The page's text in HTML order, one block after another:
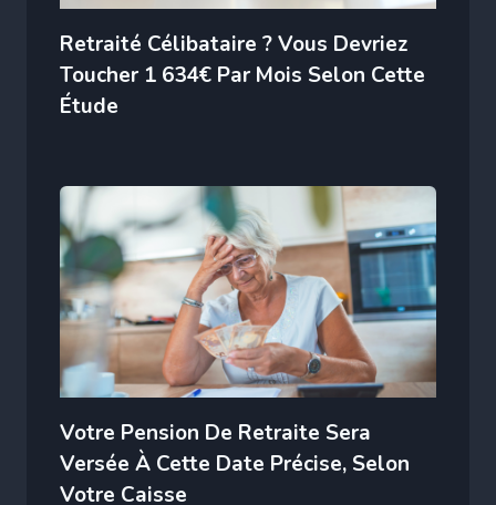
Retraité Célibataire ? Vous Devriez
Toucher 1 634€ Par Mois Selon Cette
Étude
Votre Pension De Retraite Sera
Versée À Cette Date Précise, Selon
Votre Caisse